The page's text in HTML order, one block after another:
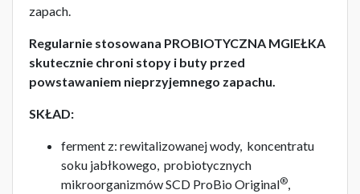
zapach.
Regularnie stosowana PROBIOTYCZNA MGIEŁKA
skutecznie chroni stopy i buty przed
powstawaniem nieprzyjemnego zapachu.
SKŁAD:
ferment z: rewitalizowanej wody, koncentratu
soku jabłkowego, probiotycznych
mikroorganizmów SCD ProBio Original®,